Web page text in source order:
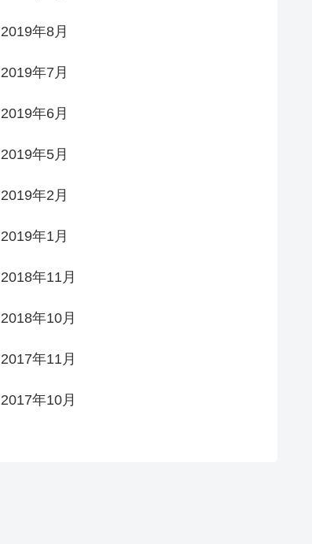
2019年8月
2019年7月
2019年6月
2019年5月
2019年2月
2019年1月
2018年11月
2018年10月
2017年11月
2017年10月